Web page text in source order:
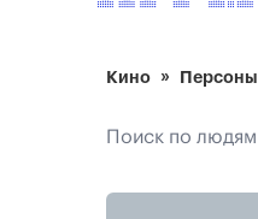
Кино Персоны
Поиск по людям